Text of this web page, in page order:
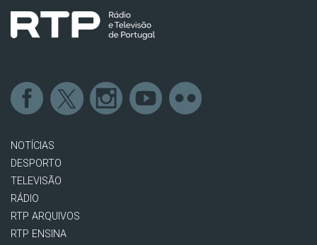
NOTÍCIAS
DESPORTO
TELEVISÃO
RÁDIO
RTP ARQUIVOS
RTP ENSINA